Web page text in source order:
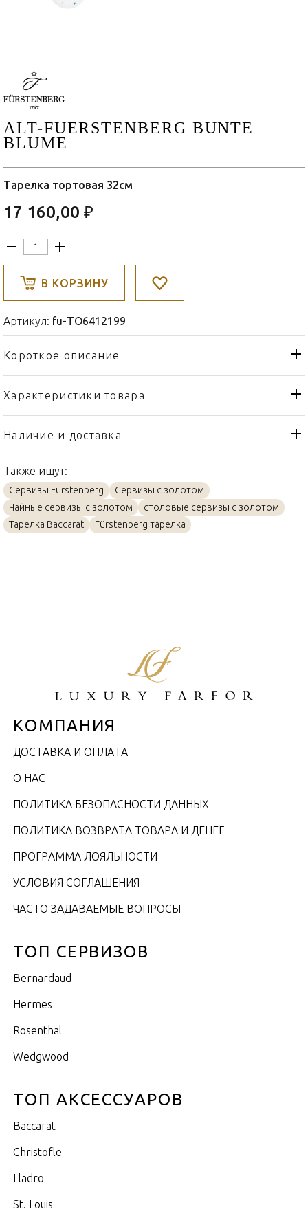
ALT-FUERSTENBERG BUNTE
BLUME
Тарелка тортовая 32см
17 160,00 ₽
В КОРЗИНУ
Артикул: fu-TO6412199
Короткое описание
Характеристики товара
Тип товара
Тарелка
Бренд
Страна производителя
Материал
Золото, Фарфор
Объем / Размер
Наличие и доставка
Также ищут:
Сервизы Furstenberg
Сервизы с золотом
Чайные сервизы с золотом
столовые сервизы с золотом
Тарелка Baccarat
Fürstenberg тарелка
КОМПАНИЯ
ДОСТАВКА И ОПЛАТА
О НАС
ПОЛИТИКА БЕЗОПАСНОСТИ ДАННЫХ
ПОЛИТИКА ВОЗВРАТА ТОВАРА И ДЕНЕГ
ПРОГРАММА ЛОЯЛЬНОСТИ
УСЛОВИЯ СОГЛАШЕНИЯ
ЧАСТО ЗАДАВАЕМЫЕ ВОПРОСЫ
ТОП СЕРВИЗОВ
Bernardaud
Hermes
Rosenthal
Wedgwood
ТОП АКСЕССУАРОВ
Baccarat
Christofle
Lladro
St. Louis